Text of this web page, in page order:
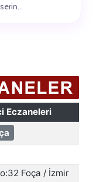
serin…